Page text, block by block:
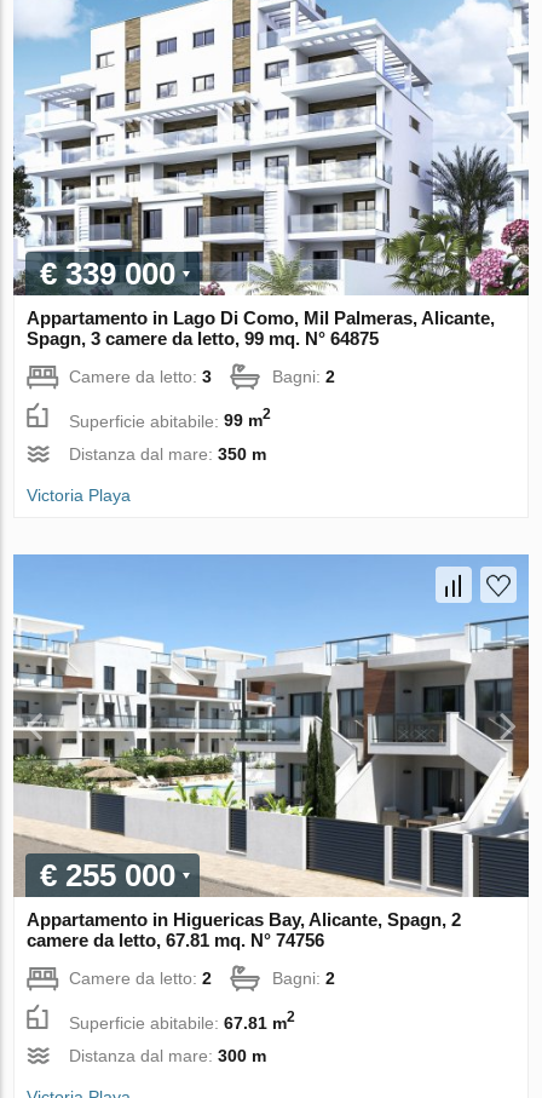
€ 339 000
Appartamento in Lago Di Como, Mil Palmeras, Alicante,
Spagn, 3 camere da letto, 99 mq. N° 64875
Camere da letto:3 Bagni:2
Superficie abitabile:99 m2
Distanza dal mare:350 m
Victoria Playa
€ 255 000
Appartamento in Higuericas Bay, Alicante, Spagn, 2
camere da letto, 67.81 mq. N° 74756
Camere da letto:2 Bagni:2
Superficie abitabile:67.81 m2
Distanza dal mare:300 m